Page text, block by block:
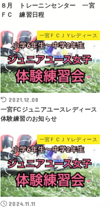
８月 トレーニンセンター 一宮
ＦＣ 練習日程
一宮ＦＣＪＹレディース
2021.12.08
一宮FCジュニアユースレディース
体験練習のお知らせ
一宮ＦＣＪＹレディース
2024.11.11